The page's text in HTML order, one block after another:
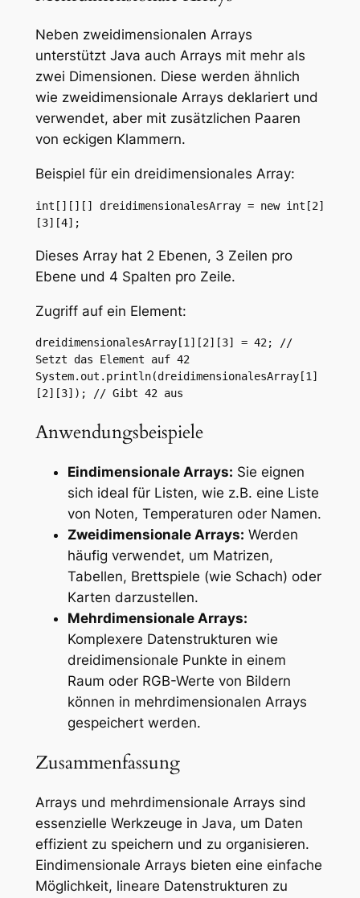
Neben zweidimensionalen Arrays
unterstützt Java auch Arrays mit mehr als
zwei Dimensionen. Diese werden ähnlich
wie zweidimensionale Arrays deklariert und
verwendet, aber mit zusätzlichen Paaren
von eckigen Klammern.
Beispiel für ein dreidimensionales Array:
int[][][] dreidimensionalesArray = new int[2]
[3][4];
Dieses Array hat 2 Ebenen, 3 Zeilen pro
Ebene und 4 Spalten pro Zeile.
Zugriff auf ein Element:
dreidimensionalesArray[1][2][3] = 42; //
Setzt das Element auf 42
System.out.println(dreidimensionalesArray[1]
[2][3]); // Gibt 42 aus
Anwendungsbeispiele
Eindimensionale Arrays: Sie eignen
sich ideal für Listen, wie z.B. eine Liste
von Noten, Temperaturen oder Namen.
Zweidimensionale Arrays: Werden
häufig verwendet, um Matrizen,
Tabellen, Brettspiele (wie Schach) oder
Karten darzustellen.
Mehrdimensionale Arrays:
Komplexere Datenstrukturen wie
dreidimensionale Punkte in einem
Raum oder RGB-Werte von Bildern
können in mehrdimensionalen Arrays
gespeichert werden.
Zusammenfassung
Arrays und mehrdimensionale Arrays sind
essenzielle Werkzeuge in Java, um Daten
effizient zu speichern und zu organisieren.
Eindimensionale Arrays bieten eine einfache
Möglichkeit, lineare Datenstrukturen zu